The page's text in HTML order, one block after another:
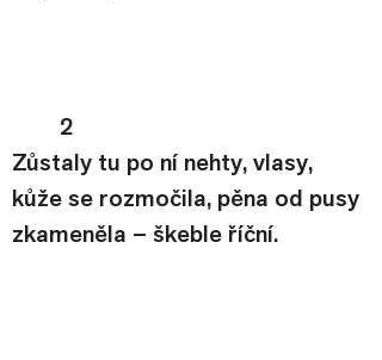
2
Zůstaly tu po ní nehty, vlasy,
kůže se rozmočila, pěna od pusy
zkameněla – škeble říční.